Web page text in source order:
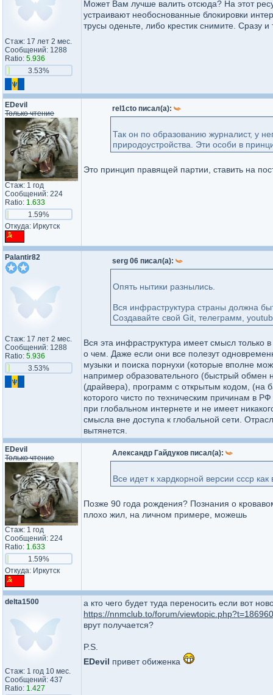
Стаж: 17 лет 2 мес.
Сообщений: 1288
Ratio: 5.936
3.53%
Может Вам лучше валить отсюда? На этот
устраивают необоснованные блокировки
трусы оденьте, либо крестик снимите. Сразу
EDevil
Только чтение
Стаж: 1 год
Сообщений: 224
Ratio: 1.633
1.59%
Откуда: Иркутск
rel1cto писал(а):
Так он по образованию журналист, у
природоустройства. Эти особи в
Это принцип правящей партии, ставить на
Palantir82
Стаж: 17 лет 2 мес.
Сообщений: 1288
Ratio: 5.936
3.53%
serg 06 писал(а):
Опять нытики разнылись.
Вся инфраструктура страны должна
Создавайте свой Git, телеграмм,
Вся эта инфраструктура имеет смысл только
о чем. Даже если они все полезут
музыки и поиска порнухи (которые вполне
например образовательного (быстрый обмен
(драйвера), программ с открытым кодом, (на
которого чисто по техническим причинам в
при глобальном интернете и не имеет
смысла вне доступа к глобальной сети.
вытянется.
EDevil
Только чтение
Стаж: 1 год
Сообщений: 224
Ratio: 1.633
1.59%
Откуда: Иркутск
Александр Гайдуков писал(а):
Все идет к хардкорной версии ссср
Позже 90 года рождения? Познания о
плохо жил, на личном примере, можешь
delta1500
Стаж: 1 год 10 мес.
Сообщений: 437
Ratio: 1.427
а кто чего будет туда переносить если вот
https://nnmclub.to/forum/
врут получается?
P.S.
EDevil привет обиженка